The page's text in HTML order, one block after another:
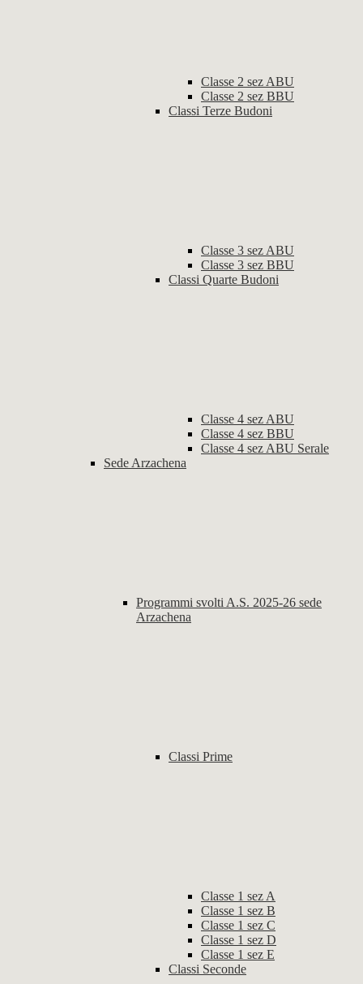
Classe 2 sez ABU
Classe 2 sez BBU
Classi Terze Budoni
Classe 3 sez ABU
Classe 3 sez BBU
Classi Quarte Budoni
Classe 4 sez ABU
Classe 4 sez BBU
Classe 4 sez ABU Serale
Sede Arzachena
Programmi svolti A.S. 2025-26 sede
Arzachena
Classi Prime
Classe 1 sez A
Classe 1 sez B
Classe 1 sez C
Classe 1 sez D
Classe 1 sez E
Classi Seconde